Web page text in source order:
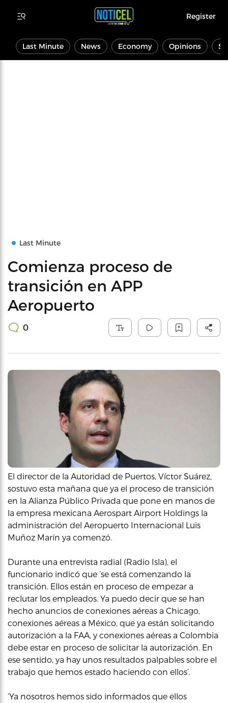
Register
Last Minute News Economy Opinions
Last Minute
Comienza proceso de
transición en APP
Aeropuerto
0
El director de la Autoridad de Puertos, Víctor Suárez,
sostuvo esta mañana que ya el proceso de transición
en la Alianza Público Privada que pone en manos de
la empresa mexicana Aerospart Airport Holdings la
administración del Aeropuerto Internacional Luis
Muñoz Marín ya comenzó.
Durante una entrevista radial (Radio Isla), el
funcionario indicó que ‘se está comenzando la
transición. Ellos están en proceso de empezar a
reclutar los empleados. Ya puedo decir que se han
hecho anuncios de conexiones aéreas a Chicago,
conexiones aéreas a México, que ya están solicitando
autorización a la FAA, y conexiones aéreas a Colombia
debe estar en proceso de solicitar la autorización. En
ese sentido, ya hay unos resultados palpables sobre el
trabajo que hemos estado haciendo con ellos’.
‘Ya nosotros hemos sido informados que ellos